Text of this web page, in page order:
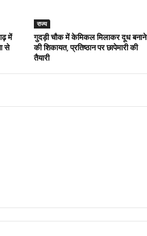
में
से
राज्य
गुदड़ी चौक में केमिकल मिलाकर दूध बनाने
की शिकायत, प्रतिष्ठान पर छापेमारी की
तैयारी